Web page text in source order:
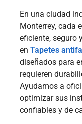
En una ciudad
Monterrey, cada
eficiente, seguro
en Tapetes
diseñados para
requieren
Ayudamos a
optimizar sus
confiables y de